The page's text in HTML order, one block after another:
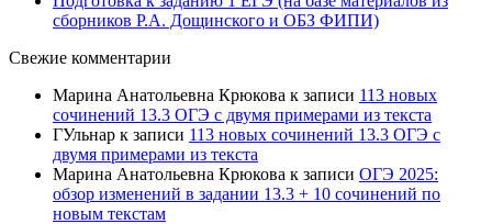
сборников Р.А. Дощинского и ОБЗ ФИПИ)
Свежие комментарии
Марина Анатольевна Крюкова к записи 113 новых
сочинений 13.3 ОГЭ с двумя примерами из текста
ГУльнар к записи 113 новых сочинений 13.3 ОГЭ с
двумя примерами из текста
Марина Анатольевна Крюкова к записи ОГЭ 2025:
обзор изменений в задании 13.3 + 10 сочинений по
новым текстам